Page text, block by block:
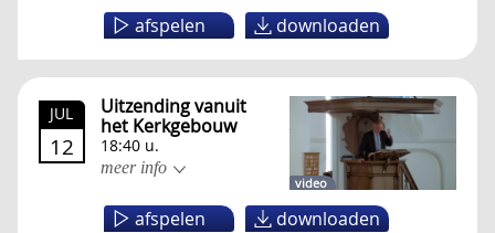
afspelen downloaden
video
JUL
12
Uitzending vanuit
het Kerkgebouw
18:40 u.
meer info
afspelen downloaden